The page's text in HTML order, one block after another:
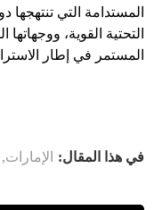
المستدامة التي تنتهجها
التحتية القوية، ووجهاتها
المستمر في إطار
في هذا المقال: الإمارات,